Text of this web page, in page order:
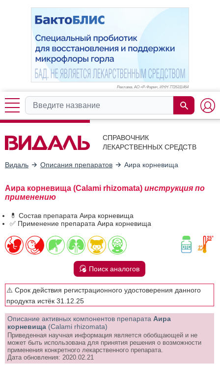
Реклама. АО «Р-Фарм», ИНН 7726311464
СПРАВОЧНИК
ЛЕКАРСТВЕННЫХ СРЕДСТВ
Видаль Описания препаратов Аира корневища
Аира корневища (Calami rhizomata) инструкция по
применению
💊 Состав препарата Аира корневища
✅ Применение препарата Аира корневища
Поиск аналогов
⚠️ Срок действия регистрационного удостоверения данного
продукта истёк 31.12.25
Описание активных компонентов препарата Аира
корневища (Calami rhizomata)
Приведенная научная информация является обобщающей и не
может быть использована для принятия решения о возможности
применения конкретного лекарственного препарата.
Дата обновления: 2020.02.21